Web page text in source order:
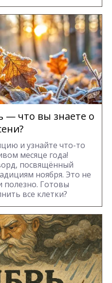
— что вы знаете о
и узнайте что-то
месяце года!
посвящённый
ноября. Это не
полезно. Готовы
все клетки?